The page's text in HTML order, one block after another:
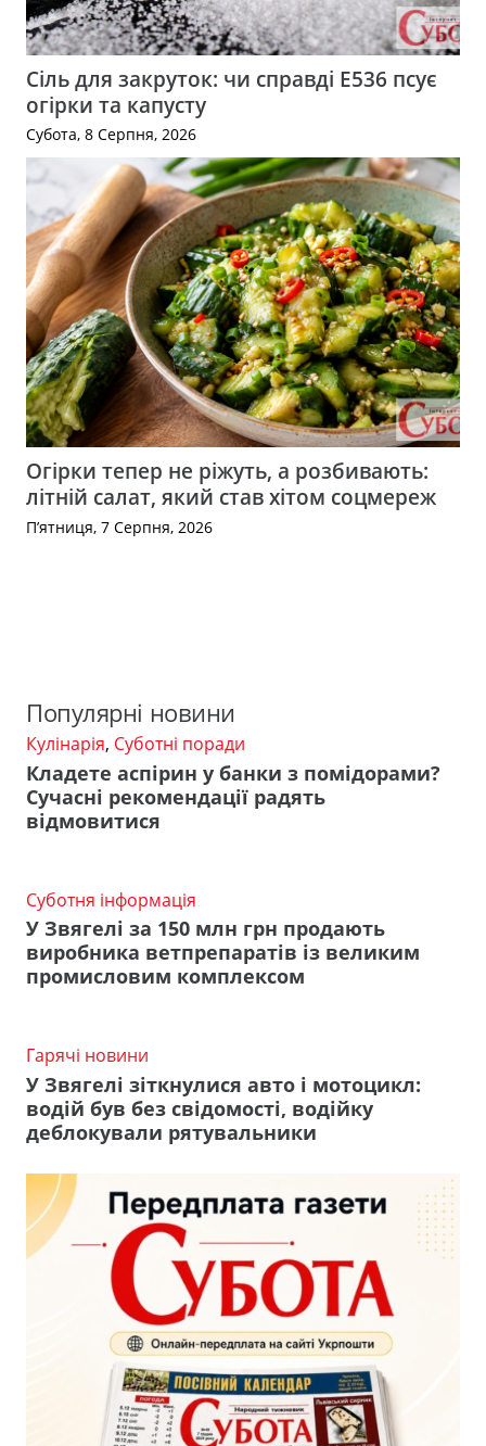
Сіль для закруток: чи справді Е536 псує
огірки та капусту
Субота, 8 Серпня, 2026
Огірки тепер не ріжуть, а розбивають:
літній салат, який став хітом соцмереж
П’ятниця, 7 Серпня, 2026
Популярні новини
Кулінарія, Суботні поради
Кладете аспірин у банки з помідорами?
Сучасні рекомендації радять
відмовитися
Суботня інформація
У Звягелі за 150 млн грн продають
виробника ветпрепаратів із великим
промисловим комплексом
Гарячі новини
У Звягелі зіткнулися авто і мотоцикл:
водій був без свідомості, водійку
деблокували рятувальники